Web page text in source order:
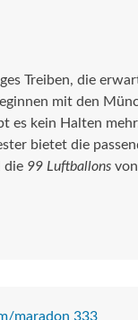
Treiben, die
mit den
es kein Halten
bietet die
die 99 Luftballons